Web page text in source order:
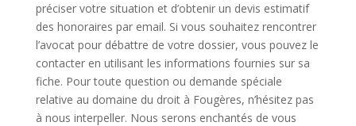
préciser votre situation et d’obtenir un devis estimatif
des honoraires par email. Si vous souhaitez rencontrer
l’avocat pour débattre de votre dossier, vous pouvez le
contacter en utilisant les informations fournies sur sa
fiche. Pour toute question ou demande spéciale
relative au domaine du droit à Fougères, n’hésitez pas
à nous interpeller. Nous serons enchantés de vous